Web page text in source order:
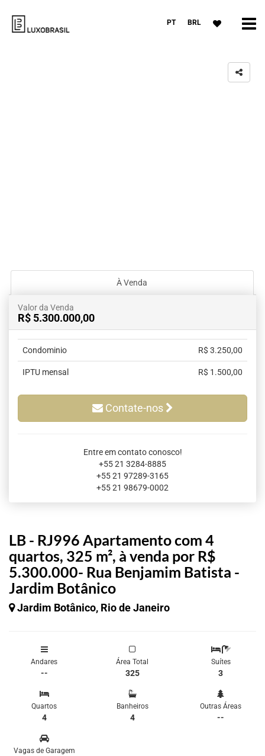
PT BRL
LB - RJ996 Apartamento com 4
quartos, 325 m², à venda por R$
5.300.000- Rua Benjamim Batista -
Jardim Botânico
Jardim Botânico, Rio de Janeiro
Andares
--
Área Total
325
Suítes
3
Quartos
4
Banheiros
4
Outras Áreas
--
Vagas de Garagem
À Venda
Valor da Venda
R$ 5.300.000,00
Condominio R$ 3.250,00
IPTU mensal R$ 1.500,00
Contate-nos
Entre em contato conosco!
+55 21 3284-8885
+55 21 97289-3165
+55 21 98679-0002